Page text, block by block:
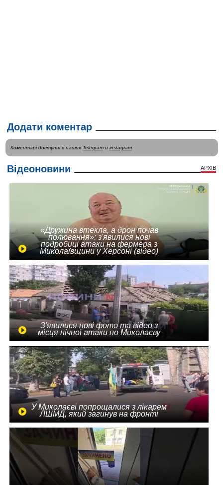
Додати коментар
Коментарі доступні в наших Telegramи instagram.
Відеоновини АРХІВ
«Дружина втекла, а дрон почав
полювання»: з'явилися нові
подробиці атаки на фермера з
Миколаївщини у Херсоні (відео)
З'явилися нові фото та відео з
місця нічної атаки по Миколаєву
У Миколаєві попрощалися з лікарем
ЛШМД, який загинув на фронті